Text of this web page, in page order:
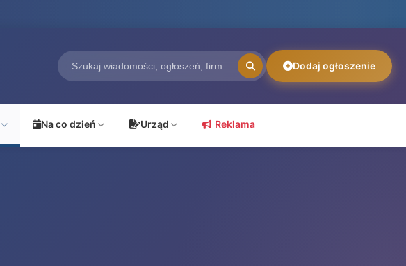
Dodaj ogłoszenie
Na co dzień Urząd Reklama